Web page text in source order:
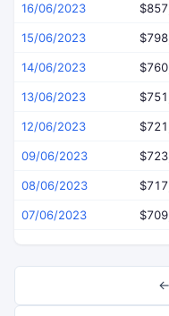
16/06/2023
15/06/2023
14/06/2023
13/06/2023
12/06/2023
09/06/2023
08/06/2023
07/06/2023